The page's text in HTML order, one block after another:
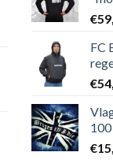
€
FC
€
€